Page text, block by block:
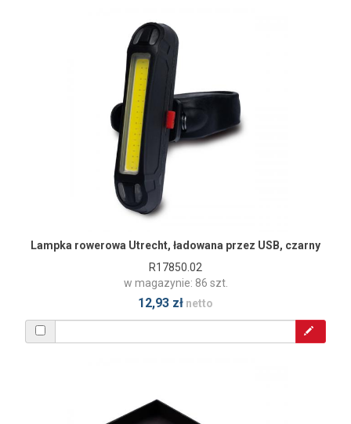
Lampka rowerowa Utrecht, ładowana przez USB, czarny
R17850.02
w magazynie: 86 szt.
12,93 zł netto